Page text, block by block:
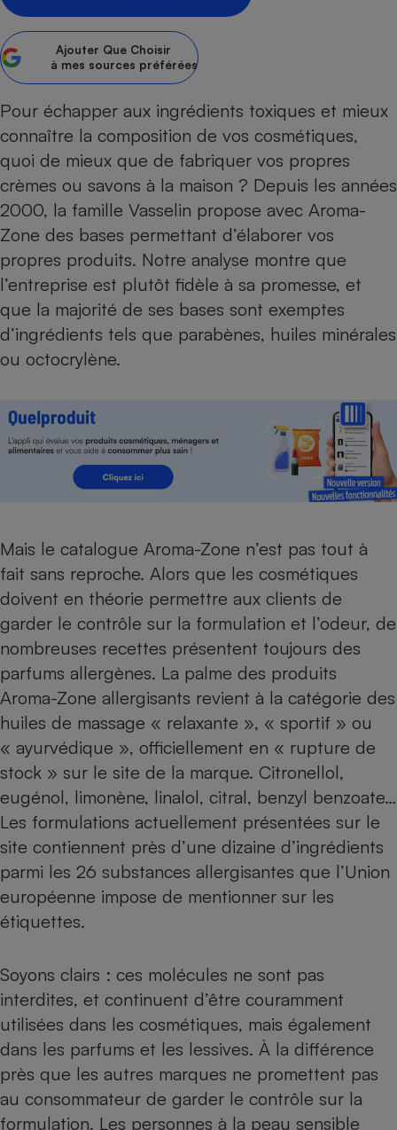
Ajouter Que Choisir
à mes sources préférées
Pour échapper aux ingrédients toxiques et mieux
connaître la composition de vos cosmétiques,
quoi de mieux que de fabriquer vos propres
crèmes ou savons à la maison ? Depuis les années
2000, la famille Vasselin propose avec Aroma-
Zone des bases permettant d’élaborer vos
propres produits. Notre analyse montre que
l’entreprise est plutôt fidèle à sa promesse, et
que la majorité de ses bases sont exemptes
d’ingrédients tels que parabènes, huiles minérales
ou octocrylène.
Mais le catalogue Aroma-Zone n’est pas tout à
fait sans reproche. Alors que les cosmétiques
doivent en théorie permettre aux clients de
garder le contrôle sur la formulation et l’odeur, de
nombreuses recettes présentent toujours des
parfums allergènes. La palme des produits
Aroma-Zone allergisants revient à la catégorie des
huiles de massage « relaxante », « sportif » ou
« ayurvédique », officiellement en « rupture de
stock » sur le site de la marque. Citronellol,
eugénol, limonène, linalol, citral, benzyl benzoate…
Les formulations actuellement présentées sur le
site contiennent près d’une dizaine d’ingrédients
parmi les 26 substances allergisantes que l’Union
européenne impose de mentionner sur les
étiquettes.
Soyons clairs : ces molécules ne sont pas
interdites, et continuent d’être couramment
utilisées dans les cosmétiques, mais également
dans les parfums et les lessives. À la différence
près que les autres marques ne promettent pas
au consommateur de garder le contrôle sur la
formulation. Les personnes à la peau sensible
bouteille
Banque
Lave-linge
Plaque de cuisson à
induction
Climatiseur -
Ventilateur
Cafetière à expressos
Robot ménager
Téléviseur
Téléphone mobile -
Smartphone
Antivirus
Matelas
Ventilateur
Antimoustique